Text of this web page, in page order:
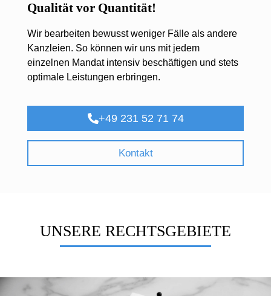
Qualität vor Quantität!
Wir bearbeiten bewusst weniger Fälle als andere
Kanzleien. So können wir uns mit jedem
einzelnen Mandat intensiv beschäftigen und stets
optimale Leistungen erbringen.
+49 231 52 71 74
Kontakt
UNSERE RECHTSGEBIETE